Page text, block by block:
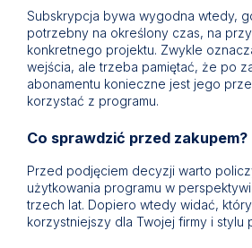
Subskrypcja bywa wygodna wtedy,
potrzebny na określony czas, na
konkretnego projektu. Zwykle
wejścia, ale trzeba pamiętać, że po
abonamentu konieczne jest jego
korzystać z programu.
Co sprawdzić przed zakupem?
Przed podjęciem decyzji warto
użytkowania programu w
trzech lat. Dopiero wtedy widać,
korzystniejszy dla Twojej firmy i stylu